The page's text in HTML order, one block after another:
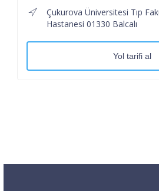
Çukurova Üniversitesi Tıp
Hastanesi 01330 Balcalı
Yol tarifi al